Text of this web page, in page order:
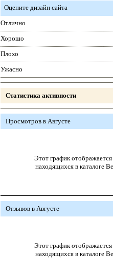
Оцените дизайн сайта
Отлично
Хорошо
Плохо
Ужасно
Статистика активности
Просмотров в Августе
Этот график отображается
находящихся в каталоге
Отзывов в Августе
Этот график отображается
находящихся в каталоге